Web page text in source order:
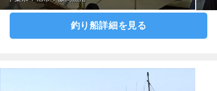
千葉県 旭市 飯岡漁港
釣り船詳細を見る